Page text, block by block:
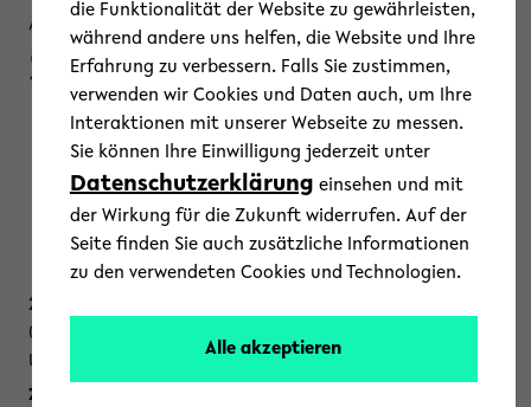
Austausch
Sprechstunde
Erstsemester
Lehramt
23.03.2026
09:30 - 10:00
Universität Hauptgebäude
zu Ihrem Kalender hinzufügen (iCAL/.ics)
die Funktionalität der Website zu gewährleisten,
während andere uns helfen, die Website und Ihre
Erfahrung zu verbessern. Falls Sie zustimmen,
verwenden wir Cookies und Daten auch, um Ihre
Interaktionen mit unserer Webseite zu messen.
Sie können Ihre Einwilligung jederzeit unter
Datenschutzerklärung einsehen und mit
der Wirkung für die Zukunft widerrufen. Auf der
Seite finden Sie auch zusätzliche Informationen
zu den verwendeten Cookies und Technologien.
Alle akzeptieren